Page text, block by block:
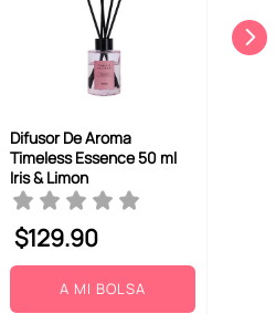
Difusor De Aroma
Timeless Essence 50 ml
Iris & Limon
$129.90
A MI BOLSA